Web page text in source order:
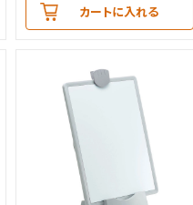
カートに入れる